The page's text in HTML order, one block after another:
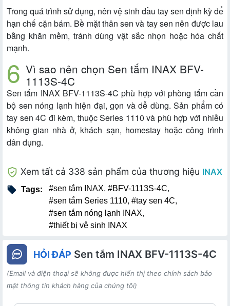
Trong quá trình sử dụng, nên vệ sinh đầu tay sen định kỳ để
hạn chế cặn bám. Bề mặt thân sen và tay sen nên được lau
bằng khăn mềm, tránh dùng vật sắc nhọn hoặc hóa chất
mạnh.
Vì sao nên chọn Sen tắm INAX BFV-
1113S-4C
Sen tắm INAX BFV-1113S-4C phù hợp với phòng tắm cần
bộ sen nóng lạnh hiện đại, gọn và dễ dùng. Sản phẩm có
tay sen 4C đi kèm, thuộc Series 1110 và phù hợp với nhiều
không gian nhà ở, khách sạn, homestay hoặc công trình
dân dụng.
Xem tất cả 338 sản phẩm của thương hiệu INAX
Tags: #sen tắm INAX, #BFV-1113S-4C,
#sen tắm Series 1110, #tay sen 4C,
#sen tắm nóng lạnh INAX,
#thiết bị vệ sinh INAX
HỎI ĐÁP Sen tắm INAX BFV-1113S-4C
(Email và điện thoại sẽ không được hiển thị theo chính sách bảo
mật thông tin khách hàng của chúng tôi)